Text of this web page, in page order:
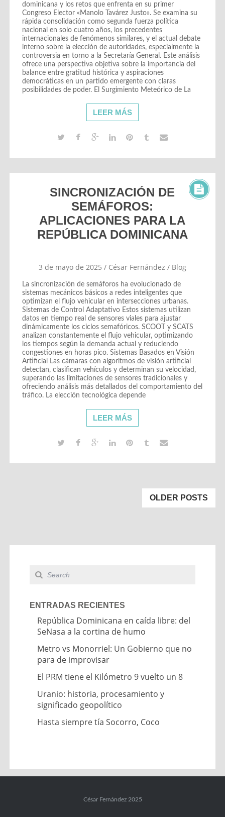
dominicana y los retos que enfrenta en su primer
Congreso Elector «Manolo Tavárez Justo». Se examina su
rápida consolidación como segunda fuerza política
nacional en solo cuatro años, los precedentes
internacionales de fenómenos similares, y el actual debate
interno sobre la elección de autoridades, especialmente la
controversia en torno a la Secretaría General. Este análisis
ofrece una perspectiva objetiva sobre la importancia del
balance entre gratitud histórica y aspiraciones
democráticas en un partido emergente con claras
posibilidades de poder. El Surgimiento Meteórico de La
LEER MÁS
SINCRONIZACIÓN DE
SEMÁFOROS:
APLICACIONES PARA LA
REPÚBLICA DOMINICANA
3 de mayo de 2025 / César Fernández / Blog
La sincronización de semáforos ha evolucionado de
sistemas mecánicos básicos a redes inteligentes que
optimizan el flujo vehicular en intersecciones urbanas.
Sistemas de Control Adaptativo Estos sistemas utilizan
datos en tiempo real de sensores viales para ajustar
dinámicamente los ciclos semafóricos. SCOOT y SCATS
analizan constantemente el flujo vehicular, optimizando
los tiempos según la demanda actual y reduciendo
congestiones en horas pico. Sistemas Basados en Visión
Artificial Las cámaras con algoritmos de visión artificial
detectan, clasifican vehículos y determinan su velocidad,
superando las limitaciones de sensores tradicionales y
ofreciendo análisis más detallados del comportamiento del
tráfico. La elección tecnológica depende
LEER MÁS
OLDER POSTS
ENTRADAS RECIENTES
República Dominicana en caída libre: del
SeNasa a la cortina de humo
Metro vs Monorriel: Un Gobierno que no
para de improvisar
El PRM tiene el Kilómetro 9 vuelto un 8
Uranio: historia, procesamiento y
significado geopolítico
Hasta siempre tía Socorro, Coco
César Fernández 2025